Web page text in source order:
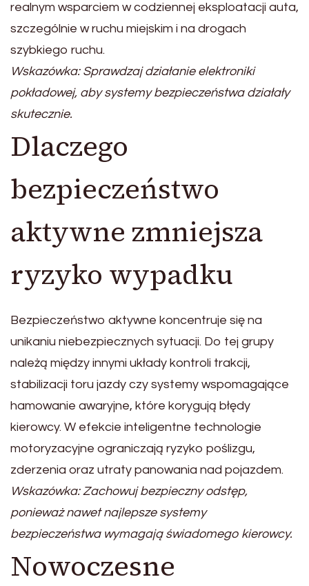
realnym wsparciem w codziennej eksploatacji auta,
szczególnie w ruchu miejskim i na drogach
szybkiego ruchu.
Wskazówka: Sprawdzaj działanie elektroniki
pokładowej, aby systemy bezpieczeństwa działały
skutecznie.
Dlaczego
bezpieczeństwo
aktywne zmniejsza
ryzyko wypadku
Bezpieczeństwo aktywne koncentruje się na
unikaniu niebezpiecznych sytuacji. Do tej grupy
należą między innymi układy kontroli trakcji,
stabilizacji toru jazdy czy systemy wspomagające
hamowanie awaryjne, które korygują błędy
kierowcy. W efekcie inteligentne technologie
motoryzacyjne ograniczają ryzyko poślizgu,
zderzenia oraz utraty panowania nad pojazdem.
Wskazówka: Zachowuj bezpieczny odstęp,
ponieważ nawet najlepsze systemy
bezpieczeństwa wymagają świadomego kierowcy.
Nowoczesne